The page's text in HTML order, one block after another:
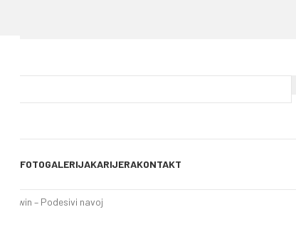
FOTOGALERIJAKARIJERAKONTAKT
win – Podesivi navoj